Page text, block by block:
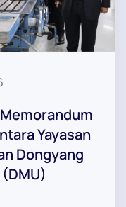
Yayasan
Dongyang